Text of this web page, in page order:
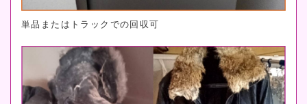
単品またはトラックでの回収可